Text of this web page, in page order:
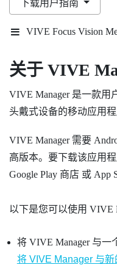
下载用户指南
VIVE Focus Vision
关于 VIVE
VIVE Manager是一款用
头戴式设备的移动应用程
VIVE Manager需要
高版本。要下载该应用
Google Play 商店 或 App
以下是您可以使用 VIVE
将 VIVE Manager与一
将 VIVE Manager 与